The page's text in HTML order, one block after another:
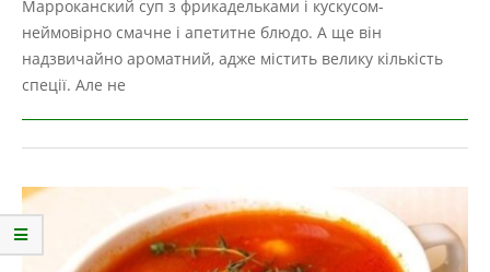
Марроканский суп з фрикадельками і кускусом-
неймовірно смачне і апетитне блюдо. А ще він
надзвичайно ароматний, адже містить велику кількість
спеції. Але не